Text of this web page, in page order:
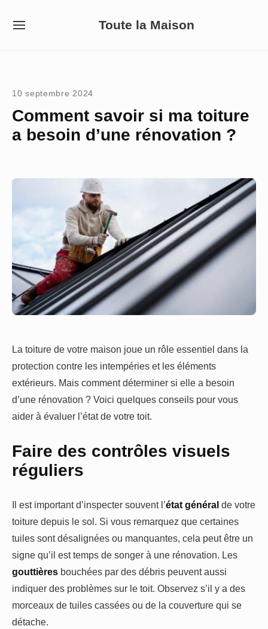
Toute la Maison
SITE
10 septembre 2024
Comment savoir si ma toiture
a besoin d’une rénovation ?
La toiture de votre maison joue un rôle essentiel dans la
protection contre les intempéries et les éléments
extérieurs. Mais comment déterminer si elle a besoin
d’une rénovation ? Voici quelques conseils pour vous
aider à évaluer l’état de votre toit.
Faire des contrôles visuels
réguliers
Il est important d’inspecter souvent l’état général de votre
toiture depuis le sol. Si vous remarquez que certaines
tuiles sont désalignées ou manquantes, cela peut être un
signe qu’il est temps de songer à une rénovation. Les
gouttières bouchées par des débris peuvent aussi
indiquer des problèmes sur le toit. Observez s’il y a des
morceaux de tuiles cassées ou de la couverture qui se
détache.